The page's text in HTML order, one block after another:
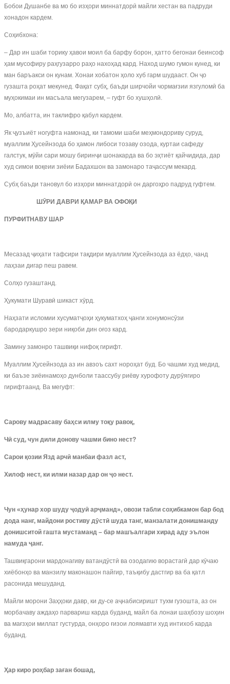
Бобои Душанбе ва мо бо изҳори миннатдорӣ майли хестан ва падруди
хонадон кардем.
Соҳибхона:
– Дар ин шаби торику ҳавои моил ба барфу борон, ҳатто бегонаи беинсоф
ҳам мусофиру раҳгузарро раҳо нахоҳад кард. Наход шумо гумон кунед, ки
ман баръакси он кунам. Хонаи хобатон ҳоло хуб гарм шудааст. Он ҷо
гузашта роҳат мекунед. Фақат субҳ, баъди ширчойи чормағзии язгуломӣ ба
муҳокимаи ин масъала мегузарем, – гуфт бо хушҳолӣ.
Мо, албатта, ин таклифро қабул кардем.
Як ҷузъиёт ногуфта намонад, ки тамоми шаби меҳмондориву суруд,
муаллим Ҳусейнзода бо ҳамон либоси тозаву озода, куртаи сафеду
галстук, мӯйи сари мошу биринҷи шонакарда ва бо эҳтиёт қайчидида, дар
худ симои воқеии зиёии Бадахшон ва замонаро таҷассум мекард.
Субҳ баъди тановул бо изҳори миннатдорӣ он даргоҳро падруд гуфтем.
ШӮРИ ДАВРИ ҚАМАР ВА ОФОҚИ
ПУРФИТНАВУ ШАР
Месазад ҷиҳати тафсири тақдири муаллим Ҳусейнзода аз ёдҳо, чанд
лаҳзаи дигар пеш равем.
Солҳо гузаштанд.
Ҳукумати Шуравӣ шикаст хӯрд.
Наҳзати исломии хусуматҷоҳи ҳукуматхоҳ ҷанги хонумонсӯзи
бародаркушро зери ниқоби дин оғоз кард.
Замину замонро ташвиқи нифоқ гирифт.
Муаллим Ҳусейнзода аз ин авзоъ сахт нороҳат буд. Бо чашми худ медид,
ки баъзе зиёинамоҳо дунболи таассубу риёву хурофоту дурӯягиро
гирифтаанд. Ва мегуфт:
Сарову мадрасаву баҳси илму тоқу равоқ,
Чӣ суд, чун дили донову чашми бино нест?
Сарои қозии Язд арчӣ манбаи фазл аст,
Хилоф нест, ки илми назар дар он ҷо нест.
Чун «ҳунар хор шуду ҷодуӣ арҷманд», овози табли соҳибкамон бар бод
дода нанг, майдони ростиву дӯстӣ шуда танг, манзалати донишманду
донишситой гашта мустаманд – бар машъалгари хирад аду эълон
намуда ҷанг.
Ташвиқгарони мардонагиву ватандӯстӣ ва озодагию ворастагӣ дар кӯчаю
хиёбонҳо ва манзилу маконашон пайгир, таъқибу дастгир ва ба қатл
расонида мешуданд.
Майли морони Заҳҳоки давр, ки ду-се аҷнабисиришт тухм гузошта, аз он
морбачаву аждаҳо парвариш карда буданд, майл ба лонаи шаҳбозу шоҳин
ва мағзҳои миллат густурда, онҳоро ғизои лоямавти худ интихоб карда
буданд.
Ҳар киро роҳбар заған бошад,